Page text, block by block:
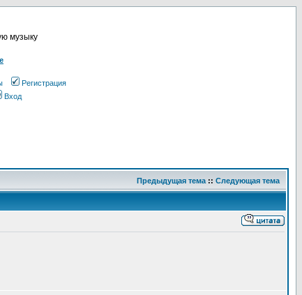
музыку
Регистрация
Вход
Предыдущая тема :: Следующая тема